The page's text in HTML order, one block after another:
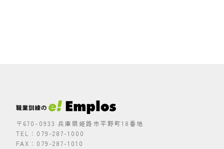
〒670-0933 兵庫県姫路市平野町18番地
TEL：079-287-1000
FAX：079-287-1010